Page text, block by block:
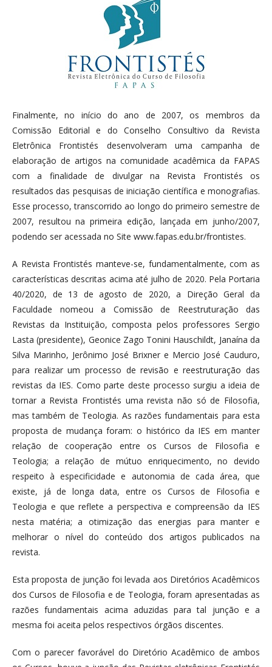
Finalmente, no início do ano de 2007, os membros da
Comissão Editorial e do Conselho Consultivo da Revista
Eletrônica Frontistés desenvolveram uma campanha de
elaboração de artigos na comunidade acadêmica da FAPAS
com a finalidade de divulgar na Revista Frontistés os
resultados das pesquisas de iniciação científica e monografias.
Esse processo, transcorrido ao longo do primeiro semestre de
2007, resultou na primeira edição, lançada em junho/2007,
podendo ser acessada no Site www.fapas.edu.br/frontistes.
A Revista Frontistés manteve-se, fundamentalmente, com as
características descritas acima até julho de 2020. Pela Portaria
40/2020, de 13 de agosto de 2020, a Direção Geral da
Faculdade nomeou a Comissão de Reestruturação das
Revistas da Instituição, composta pelos professores Sergio
Lasta (presidente), Geonice Zago Tonini Hauschildt, Janaína da
Silva Marinho, Jerônimo José Brixner e Mercio José Cauduro,
para realizar um processo de revisão e reestruturação das
revistas da IES. Como parte deste processo surgiu a ideia de
tornar a Revista Frontistés uma revista não só de Filosofia,
mas também de Teologia. As razões fundamentais para esta
proposta de mudança foram: o histórico da IES em manter
relação de cooperação entre os Cursos de Filosofia e
Teologia; a relação de mútuo enriquecimento, no devido
respeito à especificidade e autonomia de cada área, que
existe, já de longa data, entre os Cursos de Filosofia e
Teologia e que reflete a perspectiva e compreensão da IES
nesta matéria; a otimização das energias para manter e
melhorar o nível do conteúdo dos artigos publicados na
revista.
Esta proposta de junção foi levada aos Diretórios Acadêmicos
dos Cursos de Filosofia e de Teologia, foram apresentadas as
razões fundamentais acima aduzidas para tal junção e a
mesma foi aceita pelos respectivos órgãos discentes.
Com o parecer favorável do Diretório Acadêmico de ambos